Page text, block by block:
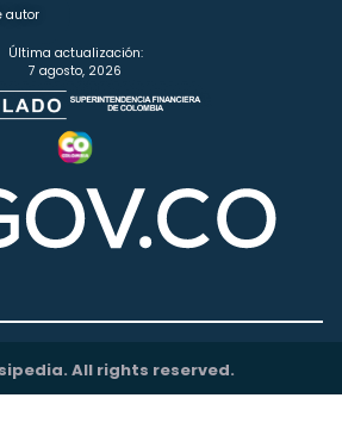
autor
Última actualización:
7 agosto, 2026
All rights reserved.